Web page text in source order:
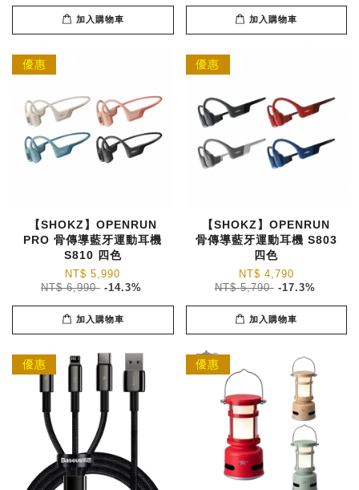
加入購物車 加入購物車
優惠
【SHOKZ】OPENRUN
PRO 骨傳導藍牙運動耳機
S810 四色
NT$ 5,990
NT$ 6,990 -14.3%
加入購物車
優惠
【SHOKZ】OPENRUN
骨傳導藍牙運動耳機 S803
四色
NT$ 4,790
NT$ 5,790 -17.3%
加入購物車
優惠 優惠